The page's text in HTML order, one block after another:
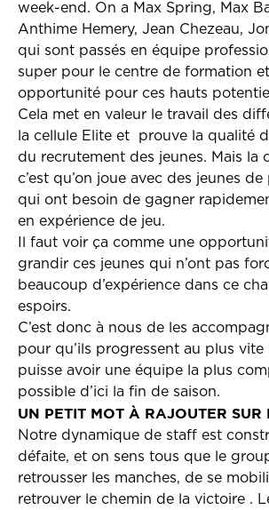
week-end. On a Max Spring, Max
Anthime Hemery, Jean Chezeau,
qui sont passés en équipe
super pour le centre de formation
opportunité pour ces hauts
Cela met en valeur le travail des
la cellule Elite et prouve la qualité
du recrutement des jeunes. Mais la
c’est qu’on joue avec des jeunes
qui ont besoin de gagner
en expérience de jeu.
Il faut voir ça comme une
grandir ces jeunes qui n’ont pas
beaucoup d’expérience dans ce
espoirs.
C’est donc à nous de les
pour qu’ils progressent au plus vite
puisse avoir une équipe la plus
possible d’ici la fin de saison.
UN PETIT MOT À RAJOUTER SUR
Notre dynamique de staff est
défaite, et on sens tous que le
retrousser les manches, de se
retrouver le chemin de la victoire .